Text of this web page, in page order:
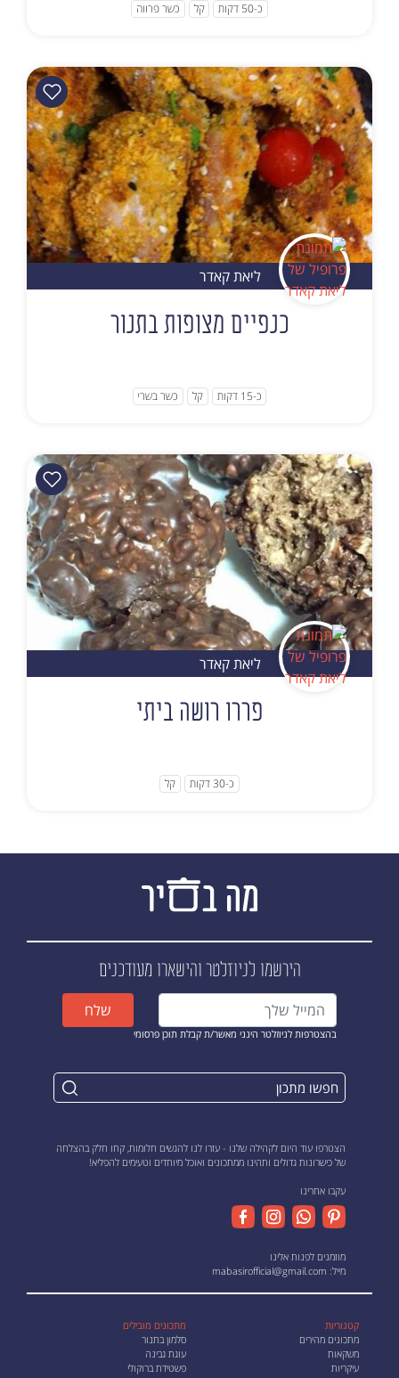
כ-50 דקות קל כשר פרווה
ליאת קאדר
כנפיים מצופות בתנור
כ-15 דקות קל כשר בשרי
ליאת קאדר
פררו רושה ביתי
כ-30 דקות קל
הירשמו לניוזלטרוהישארו מעודכנים
בהצטרפות לניוזלטר הינני מאשר/ת קבלת תוכן פרסומי
שלח
הצטרפו עוד היום לקהילה שלנו - עזרו לנו להגשים חלומות, קחו חלק בהצלחה
של כישרונות גדולים ותהינו ממתכונים ואוכל מיוחדים וטעימים להפליא!
עקבו אחרינו
מוזמנים לפנות אלינו
מייל: mabasirofficial@gmail.com
קטגוריות
מתכונים מהירים
משקאות
עיקריות
מתכונים מובילים
סלמון בתנור
עוגת גבינה
פשטידת ברוקולי